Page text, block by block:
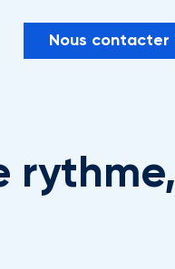
Nous contacter
rythme,